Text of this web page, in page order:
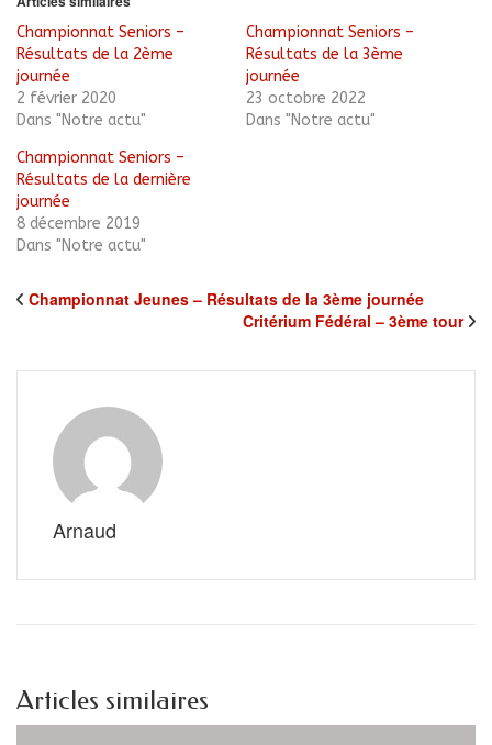
nouvelle
fenêtre)
Championnat Seniors –
Résultats de la 2ème
journée
2 février 2020
Dans "Notre actu"
Championnat Seniors –
Résultats de la 3ème
journée
23 octobre 2022
Dans "Notre actu"
Championnat Seniors –
Résultats de la dernière
journée
8 décembre 2019
Dans "Notre actu"
Championnat Jeunes – Résultats de la 3ème journée
Critérium Fédéral – 3ème tour
Arnaud
Articles similaires